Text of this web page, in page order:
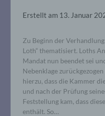
Erstellt am 13. Januar
Zu Beginn der
Loth“ thematisiert. Loths
Mandat nun beendet sei
Nebenklage
hierzu, dass die Kammer
und nach der Prüfung
Feststellung kam, dass
enthält. So…